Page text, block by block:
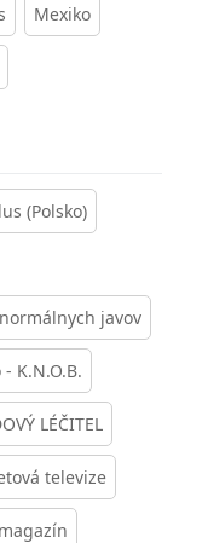
Mexiko
(Polsko)
javov
K.N.O.B.
LÉČITEL
televize